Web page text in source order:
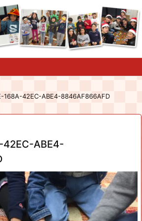
168A-42EC-ABE4-8846AF866AFD
42EC-ABE4-